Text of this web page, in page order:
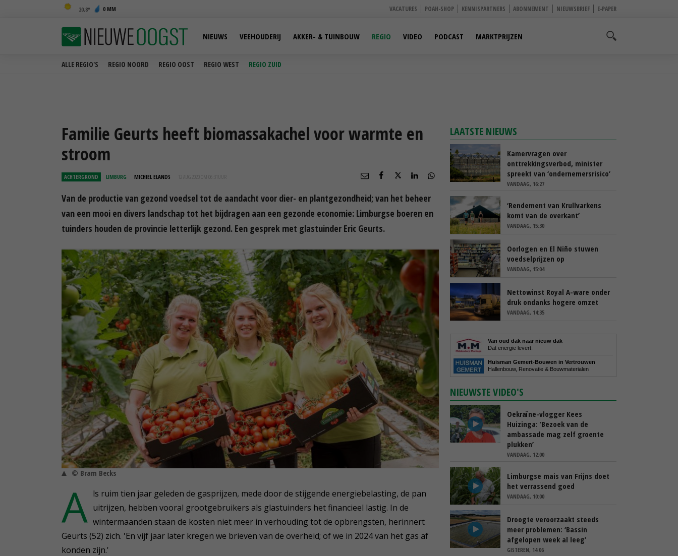
20,8 0 MM VACATURES POAH-SHOP KENNISPARTNERS ABONNEMENT NIEUWSBRIEF E-PAPER
ALLE REGIO'S REGIO NOORD REGIO OOST REGIO WEST REGIO ZUID
NIEUWS VEEHOUDERIJ AKKER- & TUINBOUW REGIO VIDEO PODCAST MARKTPRIJZEN
Familie Geurts heeft biomassakachel voor warmte en
stroom
ACHTERGROND LIMBURG MICHIEL ELANDS 12 AUG 2020 OM 06:31
Van de productie van gezond voedsel tot de aandacht voor dier- en plantgezondheid; van het beheer
van een mooi en divers landschap tot het bijdragen aan een gezonde economie: Limburgse boeren en
tuinders houden de provincie letterlijk gezond. Een gesprek met glastuinder Eric Geurts.
© Bram Becks
A ls ruim tien jaar geleden de gasprijzen, mede door de stijgende energiebelasting, de pan
uitrijzen, hebben vooral grootgebruikers als glastuinders het financieel lastig. In de
wintermaanden staan de kosten niet meer in verhouding tot de opbrengsten, herinnert
Geurts (52) zich. 'En vijf jaar later kregen we brieven van de overheid; of we in 2024 van het gas af
konden zijn.'
LAATSTE NIEUWS
Kamervragen over
onttrekkingsverbod, minister
spreekt van ‘ondernemersrisico’
VANDAAG, 16:27
‘Rendement van Krullvarkens
komt van de overkant’
VANDAAG, 15:30
Oorlogen en El Niño stuwen
voedselprijzen op
VANDAAG, 15:04
Nettowinst Royal A-ware onder
druk ondanks hogere omzet
VANDAAG, 14:35
Van oud dak naar nieuw dak
Dat energie levert.
Huisman Gemert-Bouwen in Vertrouwen
Hallenbouw, Renovatie & Bouwmaterialen
NIEUWSTE VIDEO'S
Oekraïne-vlogger Kees
Huizinga: ‘Bezoek van de
ambassade mag zelf groente
plukken’
VANDAAG, 12:00
Limburgse mais van Frijns doet
het verrassend goed
VANDAAG, 10:00
Droogte veroorzaakt steeds
meer problemen: ‘Bassin
afgelopen week al leeg’
GISTEREN, 14:06